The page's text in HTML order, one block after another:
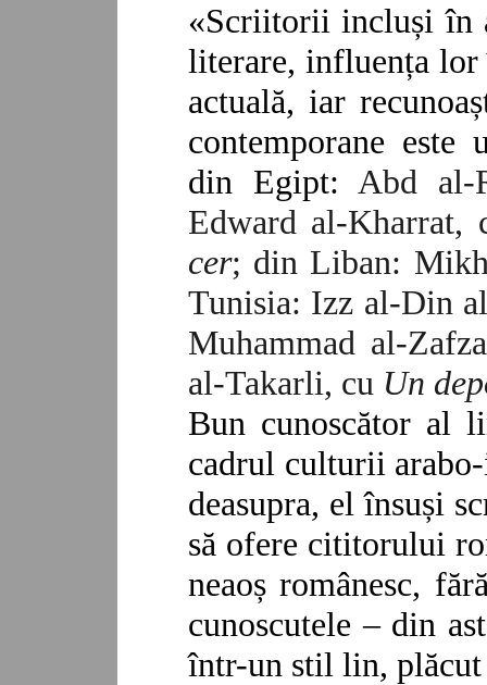
«Scriitorii incluși în
literare, influența lor
actuală, iar
contemporane este
din Egipt: Abd al-
Edward al‑Kharrat,
cer; din Liban:
Tunisia: Izz al-Din
Muhammad al‑
al‑Takarli, cu Un
Bun cunoscător al
cadrul culturii
deasupra, el însuși
să ofere cititorului
neaoș românesc,
cunoscutele – din
într-un stil lin,